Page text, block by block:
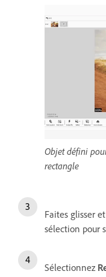
Objet défini
rectangle
Faites glisser
sélection pour
Sélectionnez